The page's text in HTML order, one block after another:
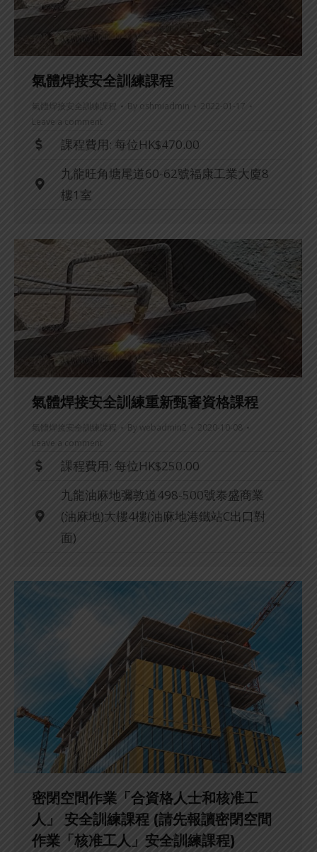
氣體焊接安全訓練課程
氣體焊接安全訓練課程 By oshmiadmin
2022-01-17
Leave a comment
課程費用: 每位HK$470.00
九龍旺角塘尾道60-62號福康工業大廈8
樓1室
氣體焊接安全訓練重新甄審資格課程
氣體焊接安全訓練課程 By webadmin2
2020-10-08
Leave a comment
課程費用: 每位HK$250.00
九龍油麻地彌敦道498-500號泰盛商業
(油麻地)大樓4樓(油麻地港鐵站C出口對
面)
密閉空間作業「合資格人士和核准工
人」 安全訓練課程 (請先報讀密閉空間
作業「核准工人」安全訓練課程)